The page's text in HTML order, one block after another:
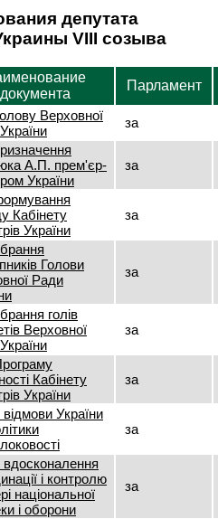
депутата
VIII созыва
документа
Парламент
Верховної
за
А.П. прем'єр-
України
за
Кабінету
України
за
Голови
Ради
за
голів
Верховної
за
Кабінету
України
за
України
за
і контролю
національної
і оборони
за